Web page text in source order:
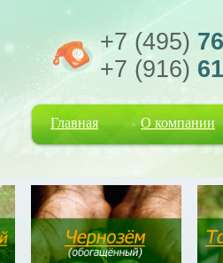
+7 (495)
+7 (916)
Главная О компании